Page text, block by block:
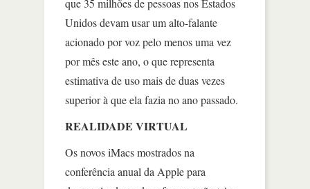
Unidos devam usar um alto-falante
acionado por voz pelo menos uma vez
por mês este ano, o que representa
estimativa de uso mais de duas vezes
superior à que ela fazia no ano passado.
REALIDADE VIRTUAL
Os novos iMacs mostrados na
conferência anual da Apple para